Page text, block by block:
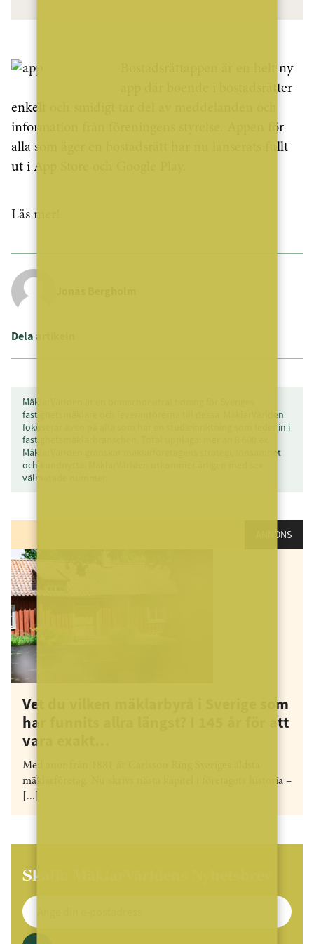
Bostadsrättappen är en helt ny
app där boende i bostadsrätter
enkelt och smidigt tar del av meddelanden och
information från föreningens styrelse. Appen för
alla som äger en bostadsrätt har nu lanserats fullt
ut i App Store och Google Play.
Läs mer!
Dela artikeln
MäklarVärlden är en branschneutral tidning för Sveriges
fastighetsmäklare och leverantörerna till dessa. MäklarVärlden
fokuserar även på alla som har en studieinriktning som leder in i
fastighetsmäklarbranschen. Total upplaga: mer än 8 600 ex.
MäklarVärlden granskar mäklarföretagens strategi, lönsamhet
och kundnytta. MäklarVärlden utkommer årligen med sex
välmatade nummer.
ANNONS
Vet du vilken mäklarbyrå i Sverige som
har funnits allra längst? I 145 år för att
vara exakt…
Med anor från 1881 är Carlsson Ring Sveriges äldsta
mäklarföretag. Nu skrivs nästa kapitel i företagets historia –
[...]
Skaffa MäklarVärldens Nyhetsbrev